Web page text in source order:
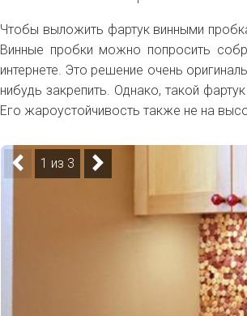
Чтобы выложить фартук винными
Винные пробки можно попросить
интернете. Это решение очень
нибудь закрепить. Однако, такой
Его жароустойчивость также не на
1 из 3